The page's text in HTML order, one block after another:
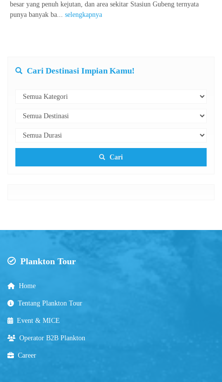
besar yang penuh kejutan, dan area sekitar Stasiun Gubeng ternyata
punya banyak ba... selengkapnya
Cari Destinasi Impian Kamu!
Cari
Plankton Tour
Home
Tentang Plankton Tour
Event & MICE
Operator B2B Plankton
Career